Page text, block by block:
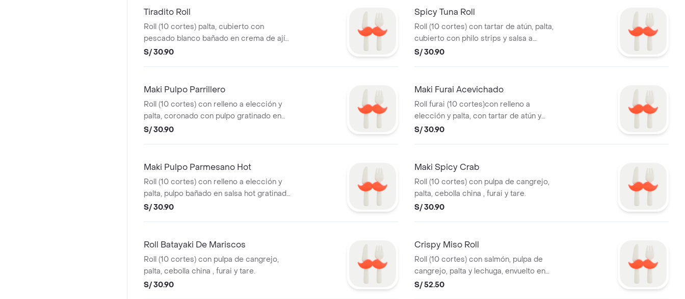
Tiradito Roll
Roll (10 cortes) palta, cubierto con
pescado blanco bañado en crema de ají
amarillo con relleno y salsa a elección.
S/ 30.90
Spicy Tuna Roll
Roll (10 cortes) con tartar de atún, palta,
cubierto con philo strips y salsa a
elección.
S/ 30.90
Maki Pulpo Parrillero
Roll (10 cortes) con relleno a elección y
palta, coronado con pulpo gratinado en
salsa de chimichurri
S/ 30.90
Maki Furai Acevichado
Roll furai (10 cortes)con relleno a
elección y palta, con tartar de atún y
chalaquita, coronado con camote strip
S/ 30.90
Maki Pulpo Parmesano Hot
Roll (10 cortes) con relleno a elección y
palta, pulpo bañado en salsa hot gratinado
con queso parmesano
S/ 30.90
Maki Spicy Crab
Roll (10 cortes) con pulpa de cangrejo,
palta, cebolla china , furai y tare.
S/ 30.90
Roll Batayaki De Mariscos
Roll (10 cortes) con pulpa de cangrejo,
palta, cebolla china , furai y tare.
S/ 30.90
Crispy Miso Roll
Roll (10 cortes) con salmón, pulpa de
cangrejo, palta y lechuga, envuelto en
papel de arroz, relleno y salsa a elección.
S/ 52.50